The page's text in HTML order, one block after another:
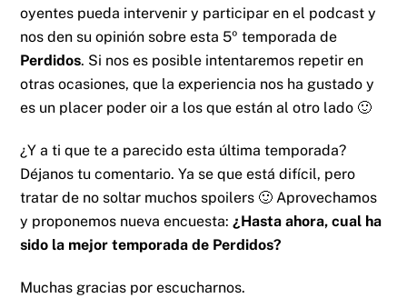
oyentes pueda intervenir y participar en el podcast y
nos den su opinión sobre esta 5º temporada de
Perdidos. Si nos es posible intentaremos repetir en
otras ocasiones, que la experiencia nos ha gustado y
es un placer poder oir a los que están al otro lado 🙂
¿Y a ti que te a parecido esta última temporada?
Déjanos tu comentario. Ya se que está difícil, pero
tratar de no soltar muchos spoilers 🙂 Aprovechamos
y proponemos nueva encuesta:¿Hasta ahora, cual ha
sido la mejor temporada de Perdidos?
Muchas gracias por escucharnos.